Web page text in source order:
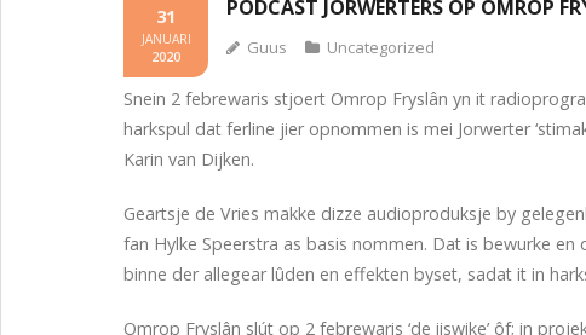
PODCAST JORWERTERS OP OMROP
31
JANUARI
2020 Guus Uncategorized
Snein 2 febrewaris stjoert Omrop Fryslân yn it
harkspul dat ferline jier opnommen is mei Jorwerter
Karin van Dijken.
Geartsje de Vries makke dizze audioproduksje by
fan Hylke Speerstra as basis nommen. Dat is bewurke
binne der allegear lûden en effekten byset, sadat it in
Omrop Fryslân slút op 2 febrewaris ‘de iiswike’ ôf; in